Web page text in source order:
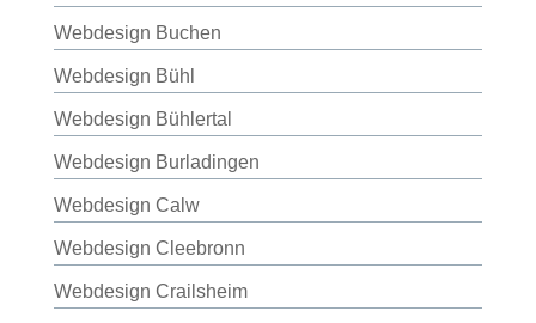
Webdesign Buchen
Webdesign Bühl
Webdesign Bühlertal
Webdesign Burladingen
Webdesign Calw
Webdesign Cleebronn
Webdesign Crailsheim